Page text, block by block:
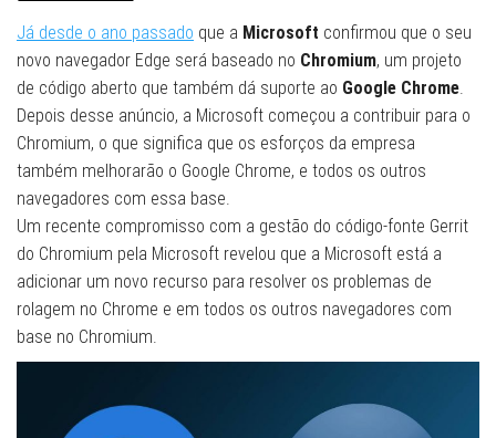
Já desde o ano passado que a Microsoft confirmou que o seu
novo navegador Edge será baseado no Chromium, um projeto
de código aberto que também dá suporte ao Google Chrome
Depois desse anúncio, a Microsoft começou a contribuir para o
Chromium, o que significa que os esforços da empresa
também melhorarão o Google Chrome, e todos os outros
navegadores com essa base.
Um recente compromisso com a gestão do código-fonte Gerrit
do Chromium pela Microsoft revelou que a Microsoft está a
adicionar um novo recurso para resolver os problemas de
rolagem no Chrome e em todos os outros navegadores com
base no Chromium.